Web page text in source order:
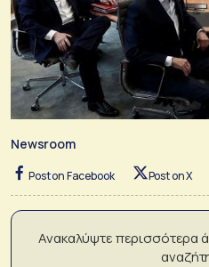
Newsroom
Post on Facebook Post on X
Ανακαλύψτε περισσότερα